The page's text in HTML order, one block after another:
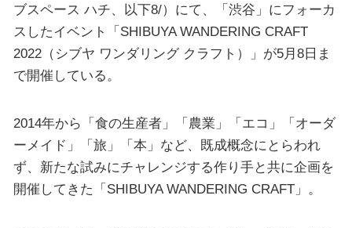
ブスペース ハチ、以下8/）にて、「渋谷」にフォーカ
スしたイベント「SHIBUYA WANDERING CRAFT
2022（シブヤ ワンダリング クラフト）」が5月8日ま
で開催している。
2014年から「食の生産者」「農業」「エコ」「オーダ
ーメイド」「旅」「本」など、既成概念にとらわれ
ず、新たな試みにチャレンジする作り手と共に企画を
開催してきた「SHIBUYA WANDERING CRAFT」。